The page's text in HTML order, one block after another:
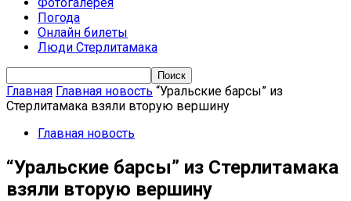
Погода
Онлайн билеты
Люди Стерлитамака
Главная Главная новость “Уральские барсы” из
Стерлитамака взяли вторую вершину
Главная новость
“Уральские барсы” из Стерлитамака
взяли вторую вершину